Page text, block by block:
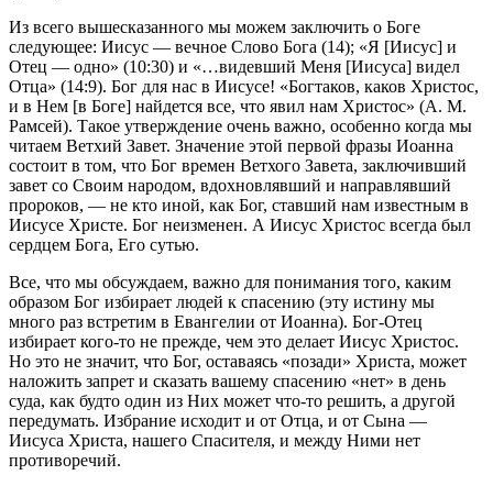
Из всего вышесказанного мы можем заключить о Боге
следующее: Иисус — вечное Слово Бога (14); «Я [Иисус] и
Отец — одно» (10:30) и «…видевший Меня [Иисуса] видел
Отца» (14:9). Бог для нас в Иисусе! «Богтаков, каков Христос,
и в Нем [в Боге] найдется все, что явил нам Христос» (А. М.
Рамсей). Такое утверждение очень важно, особенно когда мы
читаем Ветхий Завет. Значение этой первой фразы Иоанна
состоит в том, что Бог времен Ветхого Завета, заключивший
завет со Своим народом, вдохновлявший и направлявший
пророков, — не кто иной, как Бог, ставший нам известным в
Иисусе Христе. Бог неизменен. А Иисус Христос всегда был
сердцем Бога, Его сутью.
Все, что мы обсуждаем, важно для понимания того, каким
образом Бог избирает людей к спасению (эту истину мы
много раз встретим в Евангелии от Иоанна). Бог-Отец
избирает кого-то не прежде, чем это делает Иисус Христос.
Но это не значит, что Бог, оставаясь «позади» Христа, может
наложить запрет и сказать вашему спасению «нет» в день
суда, как будто один из Них может что-то решить, а другой
передумать. Избрание исходит и от Отца, и от Сына —
Иисуса Христа, нашего Спасителя, и между Ними нет
противоречий.